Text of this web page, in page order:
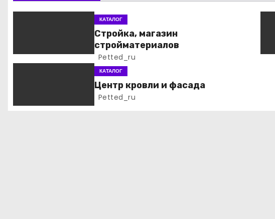
и
п
КАТАЛОГ
Стройка, магазин
стройматериалов
Petted_ru
КАТАЛОГ
Центр кровли и фасада
Petted_ru